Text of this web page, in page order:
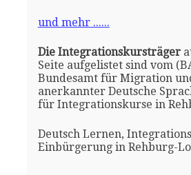
und mehr ......
Die Integrationskursträger
Seite aufgelistet sind vom
Bundesamt für Migration
anerkannter Deutsche
für Integrationskurse in
Deutsch Lernen,
Einbürgerung in Rehburg-